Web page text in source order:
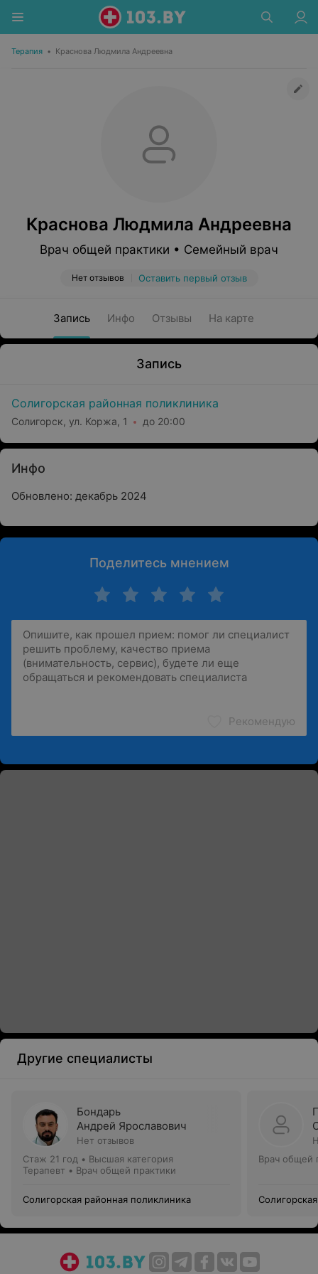
Терапия • Краснова Людмила Андреевна
Краснова Людмила Андреевна
Врач общей практики • Семейный врач
Нет отзывов Оставить первый отзыв
Запись Инфо Отзывы На карте
Запись
Солигорская районная поликлиника
Солигорск, ул. Коржа, 1 до 20:00
Инфо
Обновлено: декабрь 2024
Поделитесь мнением
Рекомендую
Другие специалисты
Бондарь
Андрей Ярославович
Нет отзывов
Стаж 21 год • Высшая категория
Терапевт • Врач общей практики
Солигорская районная поликлиника
Врач общей